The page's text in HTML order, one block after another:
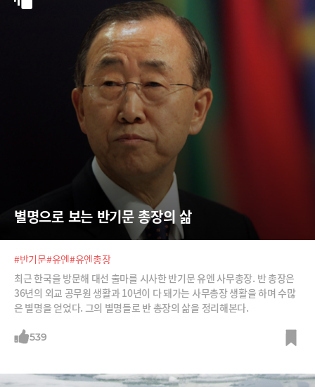
별명으로 보는 반기문 총장의 삶
#반기문#유엔#유엔총장
최근 한국을 방문해 대선 출마를 시사한 반기문 유엔 사무총장. 반 총장은
36년의 외교 공무원 생활과 10년이 다 돼가는 사무총장 생활을 하며 수많
은 별명을 얻었다. 그의 별명들로 반 총장의 삶을 정리해본다.
539